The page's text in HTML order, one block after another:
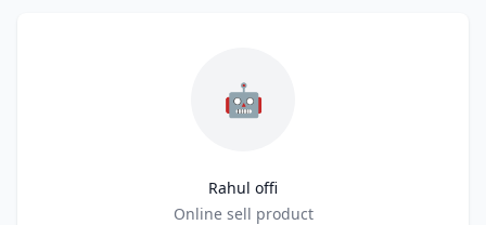
🤖
Rahul offi
Online sell product